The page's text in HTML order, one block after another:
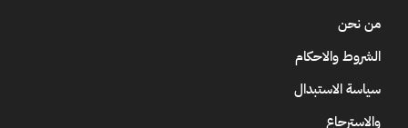
من نحن
الشروط والاحكام
سياسة الاستبدال
والاسترجاع